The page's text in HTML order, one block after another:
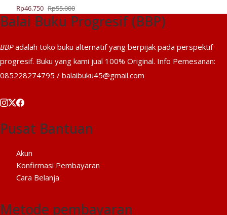
Rp55.000
Harga
aslinya
adalah:
Rp46.750
Harga
saat
ini
Rp46.750.
Balai Buku Progresif (BBP)
BBPadalah toko buku alternatif yang berpijak pada perspektif
progresif. Buku yang kami jual 100% Original. Info Pemesanan:
085228274795 / balaibuku45@gmail.com
Pusat Bantuan
Akun
Konfirmasi Pembayaran
Cara Belanja
Metode pembayaran